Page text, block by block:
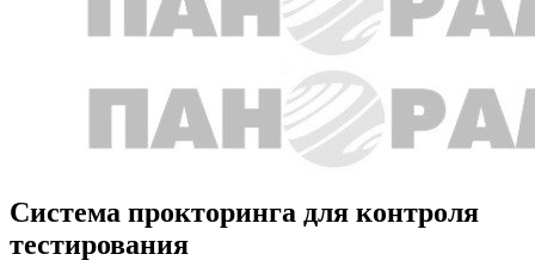
Система прокторинга для контроля
тестирования